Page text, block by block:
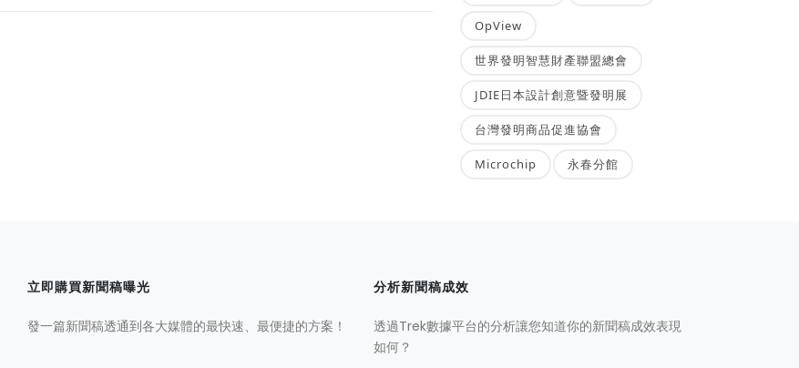
OpView
世界發明智慧財產聯盟總會
JDIE日本設計創意暨發明展
台灣發明商品促進協會
Microchip 永春分館
立即購買新聞稿曝光
發一篇新聞稿透通到各大媒體的最快速、最便捷的方案！
分析新聞稿成效
透過Trek數據平台的分析讓您知道你的新聞稿成效表現
如何？